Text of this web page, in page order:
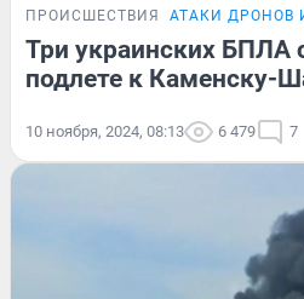
ПРОИСШЕСТВИЯ АТАКИ ДРОНОВ
Три украинских БПЛА
подлете к Каменску-
10 ноября, 2024, 08:13 6 479 7